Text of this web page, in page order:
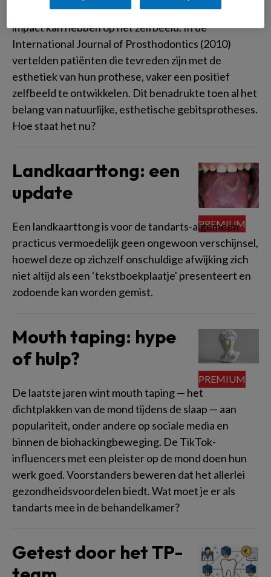
Studies tonen aan dat tandverlies een enorme
impact kan hebben op het zelfbeeld. In de
International Journal of Prosthodontics (2010)
vertelden patiënten die tevreden zijn met de
esthetiek van hun prothese, vaker een positief
zelfbeeld te ontwikkelen. Dit benadrukte toen al het
belang van natuurlijke, esthetische gebitsprotheses.
Hoe staat het nu?
Landkaarttong: een
update
Een landkaarttong is voor de tandarts-algemeen
practicus vermoedelijk geen ongewoon verschijnsel,
hoewel deze op zichzelf onschuldige afwijking zich
niet altijd als een ‘tekstboekplaatje' presenteert en
zodoende kan worden gemist.
Mouth taping: hype
of hulp?
De laatste jaren wint mouth taping — het
dichtplakken van de mond tijdens de slaap — aan
populariteit, onder andere op sociale media en
binnen de biohackingbeweging. De TikTok-
influencers met een pleister op de mond doen hun
werk goed. Voorstanders beweren dat het allerlei
gezondheidsvoordelen biedt. Wat moet je er als
tandarts mee in de behandelkamer?
Getest door het TP-